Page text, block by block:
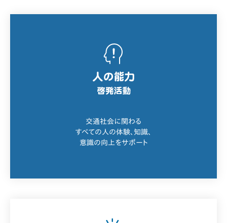
交通社会に関わる
すべての人の体験、知識、
意識の向上をサポート